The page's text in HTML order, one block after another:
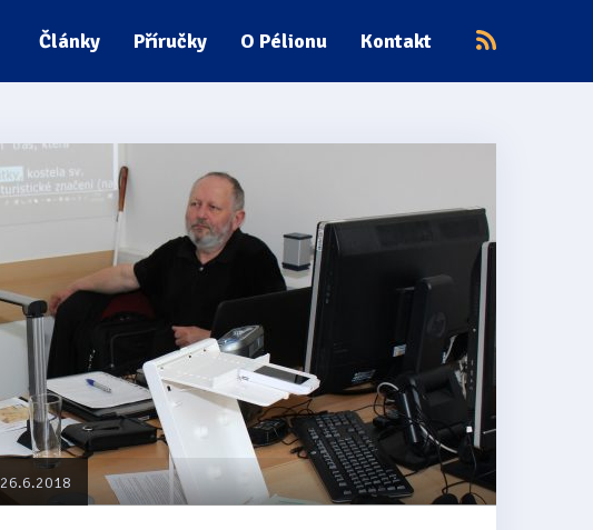
Články Příručky O Pélionu Kontakt
26.6.2018